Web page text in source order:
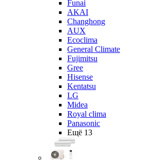
Funai
AKAI
Changhong
AUX
Ecoclima
General Climate
Fujimitsu
Gree
Hisense
Kentatsu
LG
Midea
Royal clima
Panasonic
Ещё 13